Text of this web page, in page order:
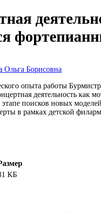
Ольга Борисовна
опыта работы
деятельность
этапе поисков новых
в рамках детской
КБ